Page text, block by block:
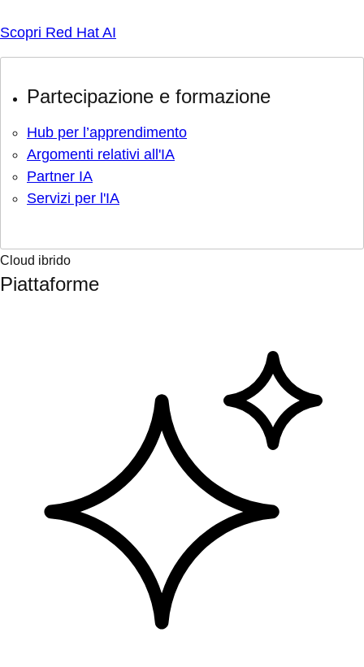
Scopri Red Hat AI
Partecipazione e formazione
Hub per l’apprendimento
Argomenti relativi all'IA
Partner IA
Servizi per l'IA
Cloud ibrido
Piattaforme